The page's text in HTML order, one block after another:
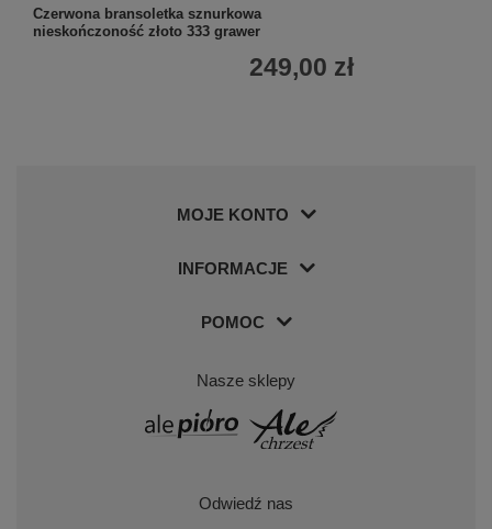
Czerwona bransoletka sznurkowa
nieskończoność złoto 333 grawer
249,00 zł
MOJE KONTO
INFORMACJE
POMOC
Nasze sklepy
Odwiedź nas